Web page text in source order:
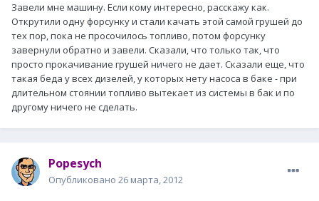
Завели мне машину. Если кому интересно, расскажу как.
Открутили одну форсунку и стали качать этой самой грушей до
тех пор, пока не просочилось топливо, потом форсунку
завернули обратно и завели. Сказали, что только так, что
просто прокачивание грушей ничего не дает. Сказали еще, что
такая беда у всех дизелей, у которых нету насоса в баке - при
длительном стоянии топливо вытекает из системы в бак и по
другому ничего не сделать.
Popesych
Опубликовано 26 марта, 2012